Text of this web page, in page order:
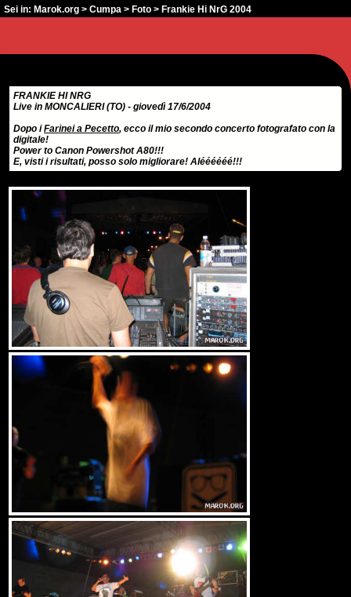
Sei in: Marok.org > Cumpa > Foto > Frankie Hi NrG 2004
FRANKIE HI NRG
Live in MONCALIERI (TO) - giovedì 17/6/2004
Dopo iFarinei a Pecetto, ecco il mio secondo concerto fotografato con la
digitale!
Power to Canon Powershot A80!!!
E, visti i risultati, posso solo migliorare! Aléééééé!!!